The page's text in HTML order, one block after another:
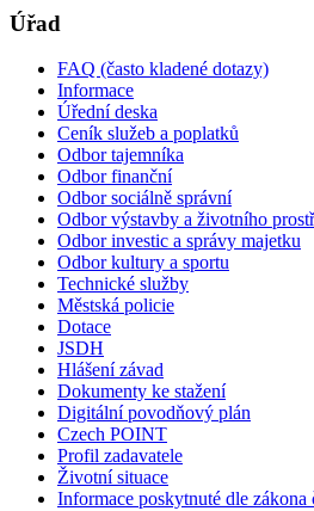
Úřad
FAQ (často kladené dotazy)
Informace
Úřední deska
Ceník služeb a poplatků
Odbor tajemníka
Odbor finanční
Odbor sociálně správní
Odbor výstavby a životního
Odbor investic a správy majetku
Odbor kultury a sportu
Technické služby
Městská policie
Dotace
JSDH
Hlášení závad
Dokumenty ke stažení
Digitální povodňový plán
Czech POINT
Profil zadavatele
Životní situace
Informace poskytnuté dle zákona